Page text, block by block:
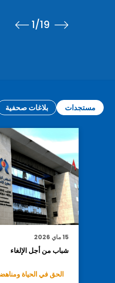
1/19
بلاغات صحفية مستجدات
15 ماي 2026
شباب من أجل الإلغاء
الحق في الحياة